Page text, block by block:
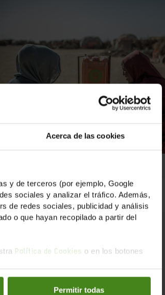
Acerca de las cookies
y de terceros (por ejemplo, Google
sociales y analizar el tráfico. Además,
de redes sociales, publicidad y análisis
o que hayan recopilado a partir del
Política de Cookies o en los botones
Permitir todas
NUESTRA RESPUESTA
secas en 40 años, mientras que